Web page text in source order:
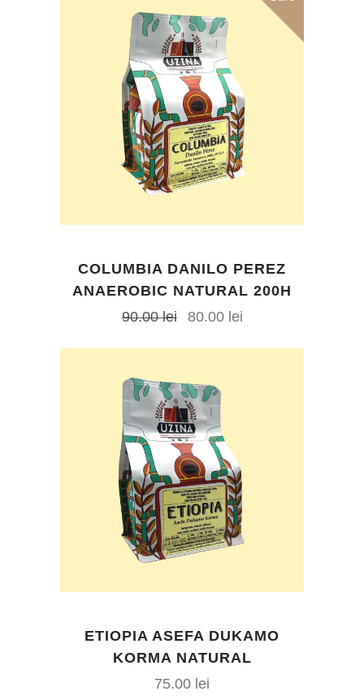
COLUMBIA DANILO PEREZ
ANAEROBIC NATURAL 200H
90.00lei
Prețul
a
80.00 leiPrețul
este:
ETIOPIA ASEFA DUKAMO
KORMA NATURAL
75.00 lei